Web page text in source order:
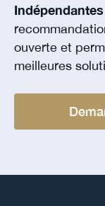
ouverte et
meilleures